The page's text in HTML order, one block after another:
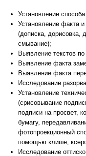
Установление
Установление факта
(дописка, дорисовка,
смывание);
Выявление текстов
Выявление факта
Выявление факта
Исследование
Установление
(срисовывание
подписи на просвет,
бумагу,
фотопроекционный
помощью клише,
Исследование